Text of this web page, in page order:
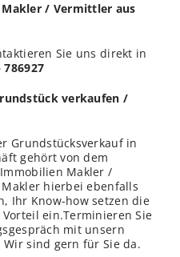
/ Vermittler aus
Sie uns direkt in
786927
verkaufen /
Grundstücksverkauf in
gehört von dem
Makler /
hierbei ebenfalls
Ihr Know-how setzen die
ein.Terminieren Sie
mit unsern
sind gern für Sie da.